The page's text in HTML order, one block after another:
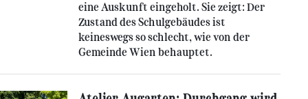
eine Auskunft eingeholt. Sie zeigt: Der
Zustand des Schulgebäudes ist
keineswegs so schlecht, wie von der
Gemeinde Wien behauptet.